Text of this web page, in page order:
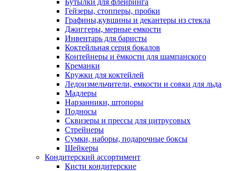
Бутылки для флейринга
Гейзеры, стопперы, пробки
Графины,кувшины и декантеры из стекла
Джиггеры, мерные емкости
Инвентарь для баристы
Коктейльная серия бокалов
Контейнеры и ёмкости для шампанского
Креманки
Кружки для коктейлей
Ледоизмельчители, емкости и совки для льда
Мадлеры
Нарзанники, штопоры
Подносы
Сквизеры и прессы для цитрусовых
Стрейнеры
Сумки, наборы, подарочные боксы
Шейкеры
Кондитерский ассортимент
Кисти кондитерские